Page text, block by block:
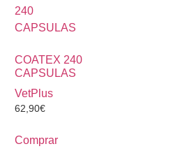
COATEX 240
CAPSULAS
VetPlus
62,90€
Comprar